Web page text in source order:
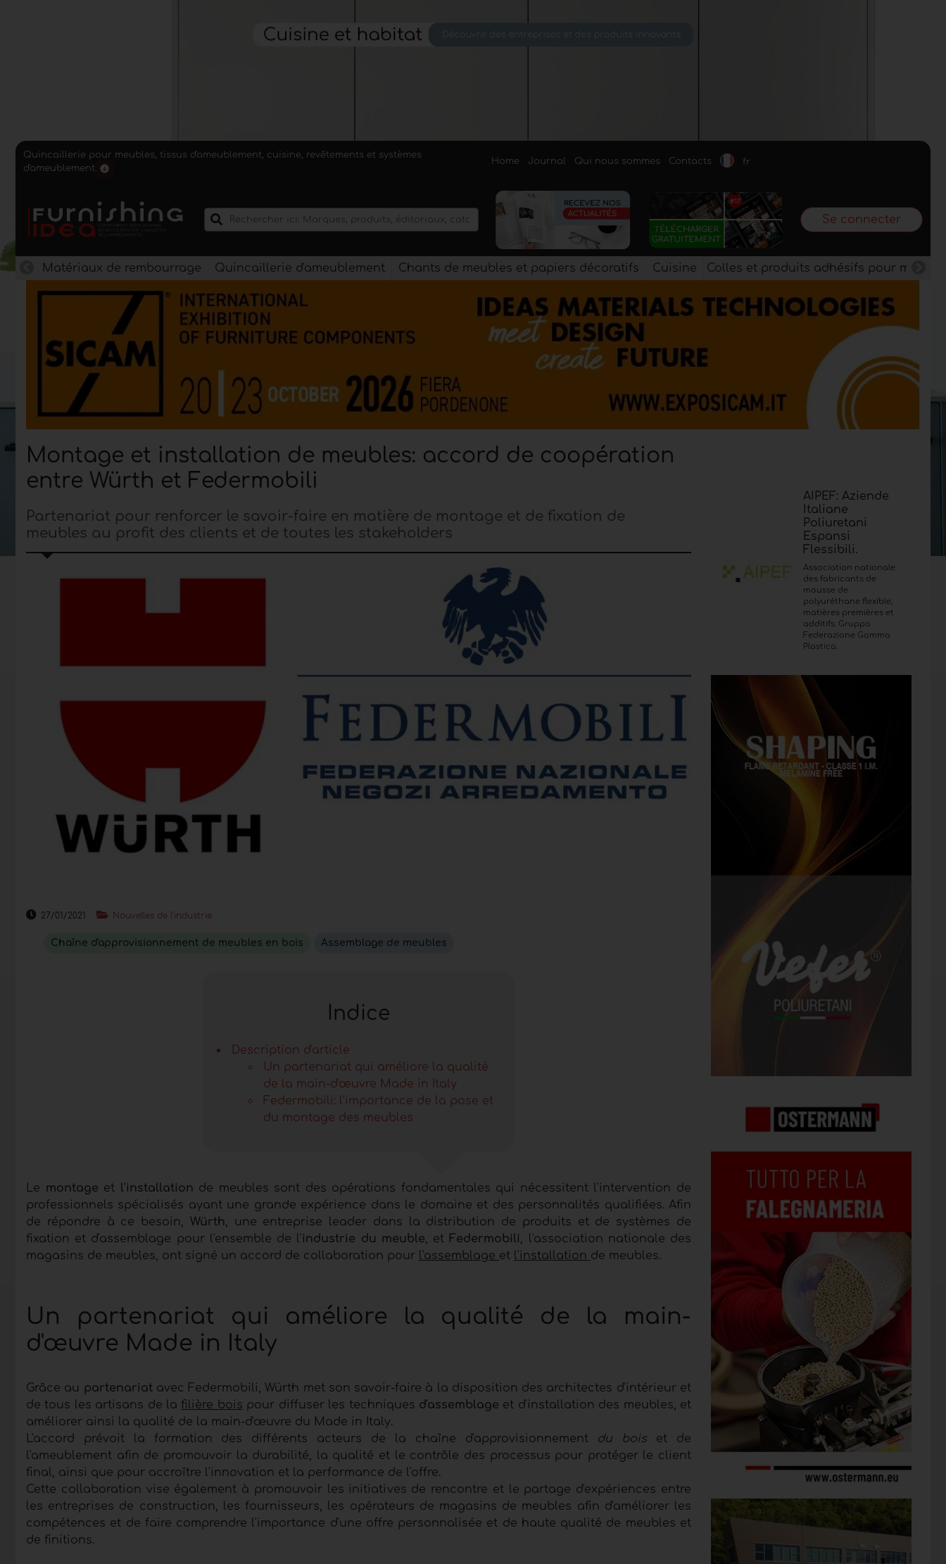
Quincaillerie pour meubles, tissus d'ameublement, cuisine, revêtements et systèmes
d'ameublement.
Home Journal Qui nous sommes Contacts fr
Se connecter
Matériaux de rembourrage Quincaillerie d'ameublement Chants de meubles et papiers décoratifs Cuisine Colles et produits adhésifs pour
Montage et installation de meubles: accord de coopération
entre Würth et Federmobili
Partenariat pour renforcer le savoir-faire en matière de montage et de fixation de
meubles au profit des clients et de toutes les stakeholders
27/01/2021 Nouvelles de l'industrie
Chaîne d'approvisionnement de meubles en bois Assemblage de meubles
Indice
Description d'article
Un partenariat qui améliore la qualité
de la main-d'œuvre Made in Italy
Federmobili: l'importance de la pose et
du montage des meubles
Le montage et l'installation de meubles sont des opérations fondamentales qui nécessitent l'intervention de
professionnels spécialisés ayant une grande expérience dans le domaine et des personnalités qualifiées. Afin
de répondre à ce besoin, Würth, une entreprise leader dans la distribution de produits et de systèmes de
fixation et d'assemblage pour l'ensemble de l'industrie du meuble, et Federmobili, l'association nationale des
magasins de meubles, ont signé un accord de collaboration pour l'assemblage et l'installation de meubles.
Un partenariat qui améliore la qualité de la main-
d'œuvre Made in Italy
Grâce au partenariat avec Federmobili, Würth met son savoir-faire à la disposition des architectes d'intérieur et
de tous les artisans de la filière bois pour diffuser les techniques d'assemblage et d'installation des meubles, et
améliorer ainsi la qualité de la main-d'œuvre du Made in Italy.
L'accord prévoit la formation des différents acteurs de la chaîne d'approvisionnement du bois et de
l'ameublement afin de promouvoir la durabilité, la qualité et le contrôle des processus pour protéger le client
final, ainsi que pour accroître l'innovation et la performance de l'offre.
Cette collaboration vise également à promouvoir les initiatives de rencontre et le partage d'expériences entre
les entreprises de construction, les fournisseurs, les opérateurs de magasins de meubles afin d'améliorer les
compétences et de faire comprendre l'importance d'une offre personnalisée et de haute qualité de meubles et
de finitions.
AIPEF: Aziende
Italiane
Poliuretani
Espansi
Flessibili.
Association nationale
des fabricants de
mousse de
polyuréthane flexible,
matières premières et
additifs. Gruppo
Federazione Gomma
Plastica.